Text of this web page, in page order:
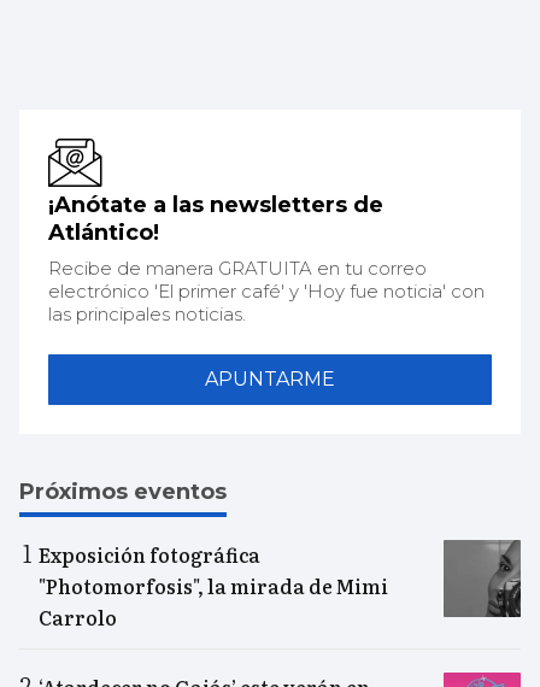
¡Anótate a las newsletters de
Atlántico!
Recibe de manera GRATUITA en tu correo
electrónico 'El primer café' y 'Hoy fue noticia' con
las principales noticias.
APUNTARME
Próximos eventos
Exposición fotográfica
"Photomorfosis", la mirada de Mimi
Carrolo